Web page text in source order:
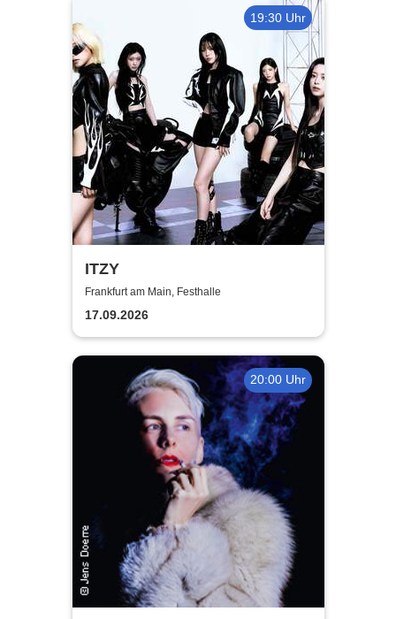
19:30 Uhr
ITZY
Frankfurt am Main, Festhalle
17.09.2026
20:00 Uhr